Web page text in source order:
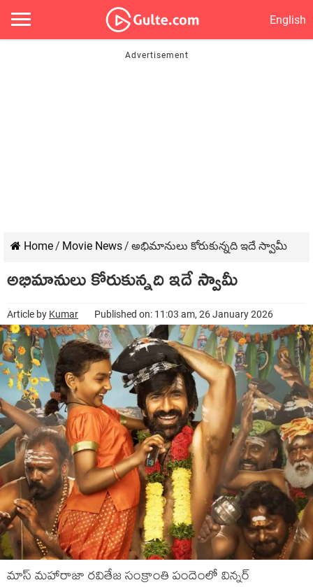
English
Home/ Movie News/ అభిమానులు కోరుకున్నది ఇదే స్వామీ
అభిమానులు కోరుకున్నది ఇదే స్వామీ
Article by Kumar Published on: 11:03 am, 26 January 2026
మాస్ మహారాజా రవితేజ సంక్రాంతి పందెంలో విన్నర్